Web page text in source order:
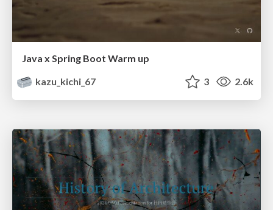
Java x Spring Boot Warm up
kazu_kichi_67
3 2.6k